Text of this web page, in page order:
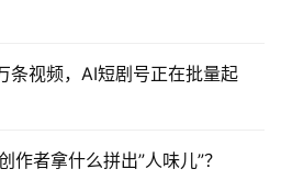
条视频，AI短剧号正在批量起
作者拿什么拼出”人味儿”？